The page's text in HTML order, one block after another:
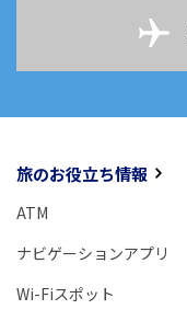
旅のお役立ち情報
ATM
ナビゲーションアプリ
Wi-Fiスポット